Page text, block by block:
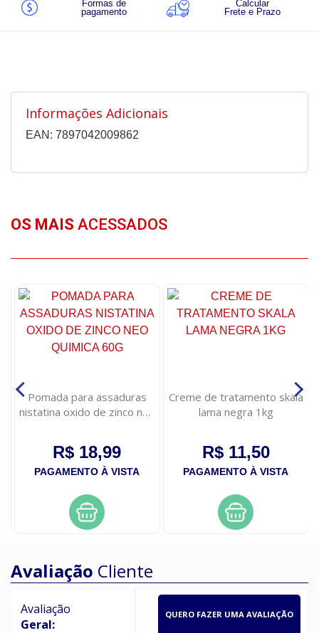
Formas de
pagamento
Calcular
Frete e Prazo
Informações Adicionais
EAN: 7897042009862
OS MAIS ACESSADOS
Pomada para assaduras
nistatina oxido de zinco neo
R$ 18,99
PAGAMENTO À VISTA
Creme de tratamento skala
lama negra 1kg
R$ 11,50
PAGAMENTO À VISTA
Avaliação Cliente
Avaliação
Geral:
QUERO FAZER UMA AVALIAÇÃO